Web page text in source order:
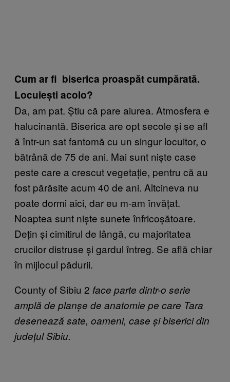
Cum ar fi biserica proaspăt cumpărată.
Locuiești acolo?
Da, am pat. Știu că pare aiurea. Atmosfera e
halucinantă. Biserica are opt secole și se afl
ă într-un sat fantomă cu un singur locuitor, o
bătrână de 75 de ani. Mai sunt niște case
peste care a crescut vegetație, pentru că au
fost părăsite acum 40 de ani. Altcineva nu
poate dormi aici, dar eu m-am învățat.
Noaptea sunt niște sunete înfricoșătoare.
Dețin și cimitirul de lângă, cu majoritatea
crucilor distruse și gardul întreg. Se află chiar
în mijlocul pădurii.
County of Sibiu 2 face parte dintr-o serie
amplă de planșe de anatomie pe care Tara
desenează sate, oameni, case și biserici din
județul Sibiu.